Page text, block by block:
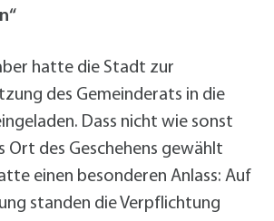
hatte die Stadt zur
des Gemeinderats in die
Dass nicht wie sonst
Ort des Geschehens gewählt
einen besonderen Anlass: Auf
standen die Verpflichtung